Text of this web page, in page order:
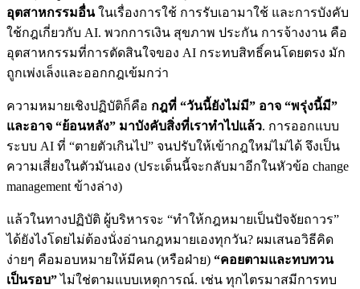
อุตสาหกรรมอื่นในเรื่องการใช้ การรับเอามาใช้ และการบังคับ
ใช้กฎเกี่ยวกับ AI. พวกการเงิน สุขภาพ ประกัน การจ้างงาน คือ
อุตสาหกรรมที่การตัดสินใจของ AI กระทบสิทธิ์คนโดยตรง มัก
ถูกเพ่งเล็งและออกกฎเข้มกว่า
ความหมายเชิงปฏิบัติก็คือ กฎที่ “วันนี้ยังไม่มี” อาจ “พรุ่งนี้มี”
และอาจ “ย้อนหลัง” มาบังคับสิ่งที่เราทำไปแล้ว. การออกแบบ
ระบบ AI ที่ “ตายตัวเกินไป” จนปรับให้เข้ากฎใหม่ไม่ได้ จึงเป็น
ความเสี่ยงในตัวมันเอง (ประเด็นนี้จะกลับมาอีกในหัวข้อ change
management ข้างล่าง)
แล้วในทางปฏิบัติ ผู้บริหารจะ “ทำให้กฎหมายเป็นปัจจัยถาวร”
ได้ยังไงโดยไม่ต้องนั่งอ่านกฎหมายเองทุกวัน? ผมเสนอวิธีคิด
ง่ายๆ คือมอบหมายให้มีคน (หรือฝ่าย) “คอยตามและทบทวน
เป็นรอบ”ไม่ใช่ตามแบบเหตุการณ์. เช่น ทุกไตรมาสมีการทบ